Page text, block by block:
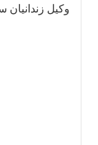
وکیل زندانیان